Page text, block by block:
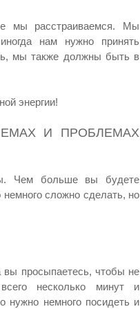
мы расстраиваемся. Мы
нам нужно принять
мы также должны быть в
энергии!
И ПРОБЛЕМАХ
Чем больше вы будете
сложно сделать, но
вы просыпаетесь, чтобы не
несколько минут и
нужно немного посидеть и